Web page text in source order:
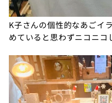
K子さんの個性的なあごイ
めていると思わずニコニコ